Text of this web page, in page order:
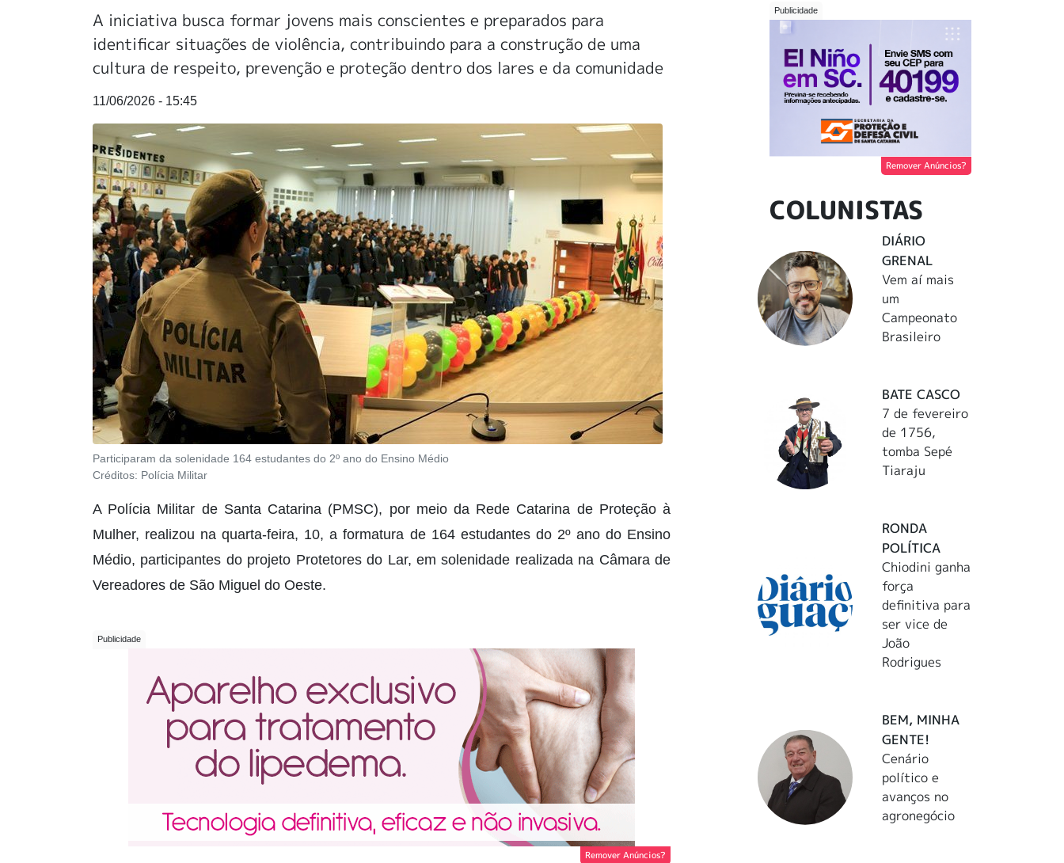
A iniciativa busca formar jovens mais conscientes e preparados para
identificar situações de violência, contribuindo para a construção de uma
cultura de respeito, prevenção e proteção dentro dos lares e da comunidade
11/06/2026 - 15:45
Participaram da solenidade 164 estudantes do 2º ano do Ensino Médio
Créditos: Polícia Militar
A Polícia Militar de Santa Catarina (PMSC), por meio da Rede Catarina de Proteção à
Mulher, realizou na quarta-feira, 10, a formatura de 164 estudantes do 2º ano do Ensino
Médio, participantes do projeto Protetores do Lar, em solenidade realizada na Câmara de
Vereadores de São Miguel do Oeste.
Remover Anúncios?
Remover Anúncios?
COLUNISTAS
DIÁRIO
GRENAL
Vem aí mais
um
Campeonato
Brasileiro
BATE CASCO
7 de fevereiro
de 1756,
tomba Sepé
Tiaraju
RONDA
POLÍTICA
Chiodini ganha
força
definitiva para
ser vice de
João
Rodrigues
BEM, MINHA
GENTE!
Cenário
político e
avanços no
agronegócio